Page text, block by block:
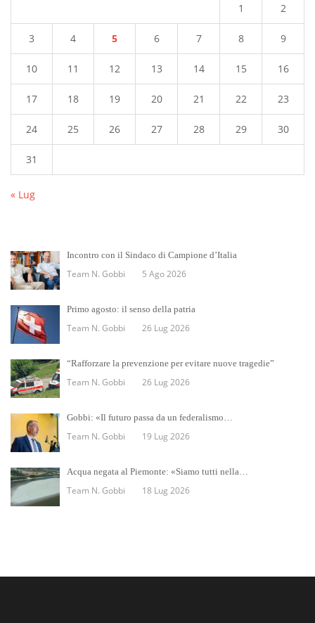
1 2
3 4 5 6 7 8 9
10 11 12 13 14 15 16
17 18 19 20 21 22 23
24 25 26 27 28 29 30
31
« Lug
Incontro con il Sindaco di Campione d’Italia
Team N. Gobbi 5 Ago 2026
Primo agosto: il senso della patria
Team N. Gobbi 26 Lug 2026
“Rafforzare la prevenzione per evitare nuove tragedie”
Team N. Gobbi 26 Lug 2026
Gobbi: «Il futuro passa da un federalismo…
Team N. Gobbi 19 Lug 2026
Acqua negata al Piemonte: «Siamo tutti nella…
Team N. Gobbi 18 Lug 2026